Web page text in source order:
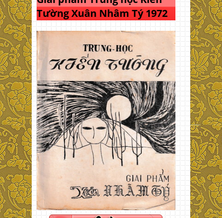
Tường Xuân Nhâm Tý 1972